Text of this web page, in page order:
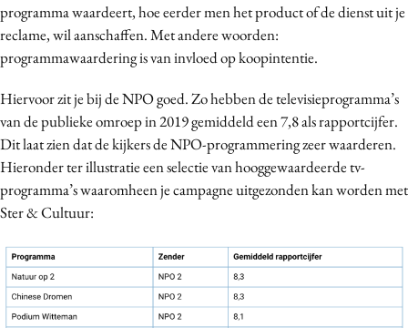
programma waardeert, hoe eerder men het product of de dienst uit je
reclame, wil aanschaffen. Met andere woorden:
programmawaardering is van invloed op koopintentie.
Hiervoor zit je bij de NPO goed. Zo hebben de televisieprogramma’s
van de publieke omroep in 2019 gemiddeld een 7,8 als rapportcijfer.
Dit laat zien dat de kijkers de NPO-programmering zeer waarderen.
Hieronder ter illustratie een selectie van hooggewaardeerde tv-
programma’s waaromheen je campagne uitgezonden kan worden met
Ster & Cultuur: